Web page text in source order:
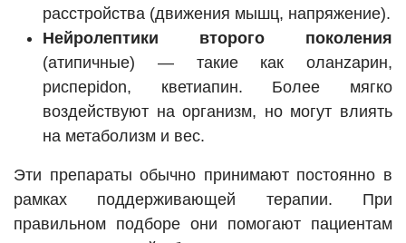
расстройства (движения мышц, напряжение).
Нейролептики второго поколения
(атипичные) — такие как оланzapин,
рисперidon, кветиапин. Более мягко
воздействуют на организм, но могут влиять
на метаболизм и вес.
Эти препараты обычно принимают постоянно в
рамках поддерживающей терапии. При
правильном подборе они помогают пациентам